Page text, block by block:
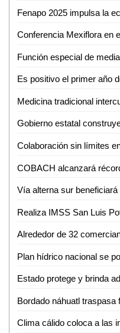
Conferencia Mexiflora en
Medicina tradicional